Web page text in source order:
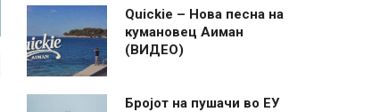
Quickie – Нова песна на
кумановец Аиман
(ВИДЕО)
Бројот на пушачи во ЕУ